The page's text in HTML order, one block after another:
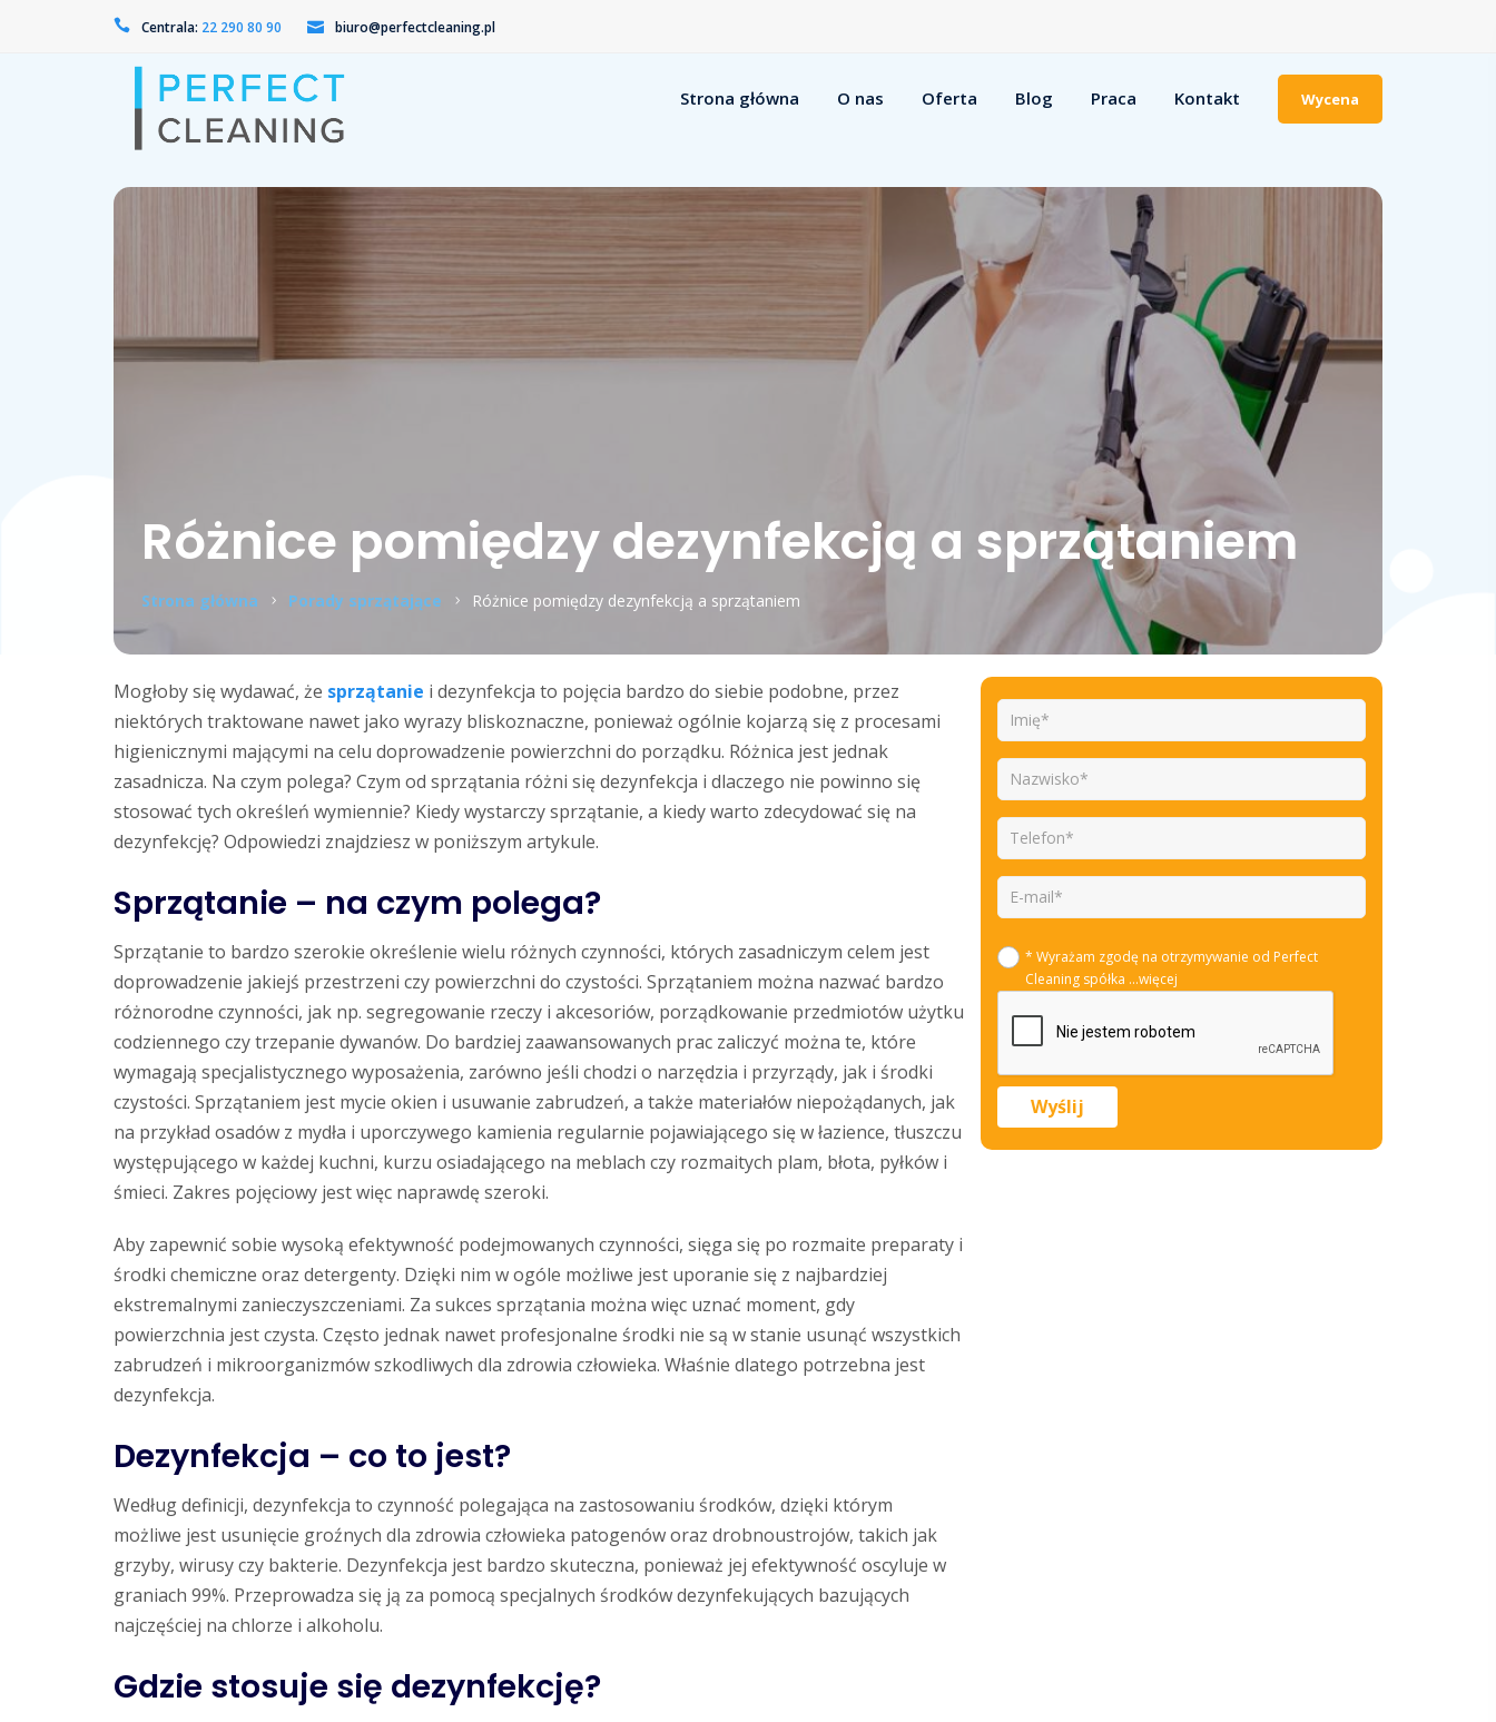
Centrala: 22 290 80 90 biuro@perfectcleaning.pl
Strona główna O nas Oferta Blog Praca Kontakt Wycena
Różnice pomiędzy dezynfekcją a sprzątaniem
Strona główna Porady sprzątające Różnice pomiędzy dezynfekcją a sprzątaniem
Mogłoby się wydawać, że sprzątanie i dezynfekcja to pojęcia bardzo do siebie podobne, przez
niektórych traktowane nawet jako wyrazy bliskoznaczne, ponieważ ogólnie kojarzą się z procesami
higienicznymi mającymi na celu doprowadzenie powierzchni do porządku. Różnica jest jednak
zasadnicza. Na czym polega? Czym od sprzątania różni się dezynfekcja i dlaczego nie powinno się
stosować tych określeń wymiennie? Kiedy wystarczy sprzątanie, a kiedy warto zdecydować się na
dezynfekcję? Odpowiedzi znajdziesz w poniższym artykule.
Sprzątanie – na czym polega?
Sprzątanie to bardzo szerokie określenie wielu różnych czynności, których zasadniczym celem jest
doprowadzenie jakiejś przestrzeni czy powierzchni do czystości. Sprzątaniem można nazwać bardzo
różnorodne czynności, jak np. segregowanie rzeczy i akcesoriów, porządkowanie przedmiotów użytku
codziennego czy trzepanie dywanów. Do bardziej zaawansowanych prac zaliczyć można te, które
wymagają specjalistycznego wyposażenia, zarówno jeśli chodzi o narzędzia i przyrządy, jak i środki
czystości. Sprzątaniem jest mycie okien i usuwanie zabrudzeń, a także materiałów niepożądanych, jak
na przykład osadów z mydła i uporczywego kamienia regularnie pojawiającego się w łazience, tłuszczu
występującego w każdej kuchni, kurzu osiadającego na meblach czy rozmaitych plam, błota, pyłków i
śmieci. Zakres pojęciowy jest więc naprawdę szeroki.
Aby zapewnić sobie wysoką efektywność podejmowanych czynności, sięga się po rozmaite preparaty i
środki chemiczne oraz detergenty. Dzięki nim w ogóle możliwe jest uporanie się z najbardziej
ekstremalnymi zanieczyszczeniami. Za sukces sprzątania można więc uznać moment, gdy
powierzchnia jest czysta. Często jednak nawet profesjonalne środki nie są w stanie usunąć wszystkich
zabrudzeń i mikroorganizmów szkodliwych dla zdrowia człowieka. Właśnie dlatego potrzebna jest
dezynfekcja.
Dezynfekcja – co to jest?
Według definicji, dezynfekcja to czynność polegająca na zastosowaniu środków, dzięki którym
możliwe jest usunięcie groźnych dla zdrowia człowieka patogenów oraz drobnoustrojów, takich jak
grzyby, wirusy czy bakterie. Dezynfekcja jest bardzo skuteczna, ponieważ jej efektywność oscyluje w
graniach 99%. Przeprowadza się ją za pomocą specjalnych środków dezynfekujących bazujących
najczęściej na chlorze i alkoholu.
Gdzie stosuje się dezynfekcję?
* Wyrażam zgodę na otrzymywanie od Perfect
Cleaning spółka ...więcej